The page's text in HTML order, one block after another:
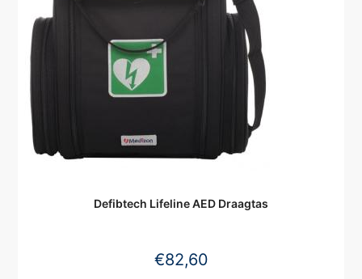
Defibtech Lifeline AED Draagtas
€82,60